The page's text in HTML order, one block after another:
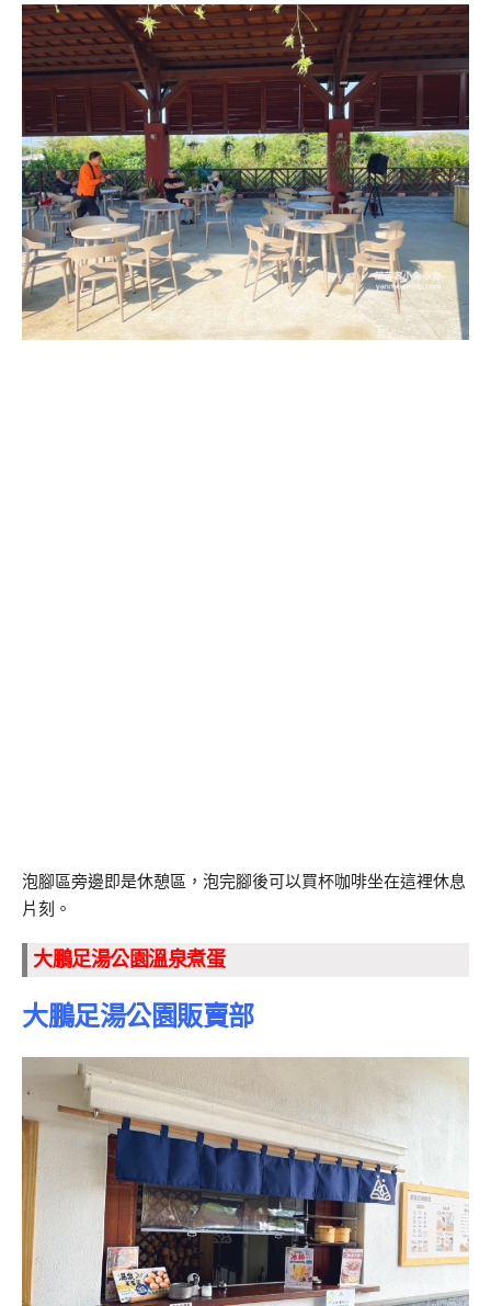
泡腳區旁邊即是休憩區，泡完腳後可以買杯咖啡坐在這裡休息
片刻。
大鵬足湯公園溫泉煮蛋
大鵬足湯公園販賣部